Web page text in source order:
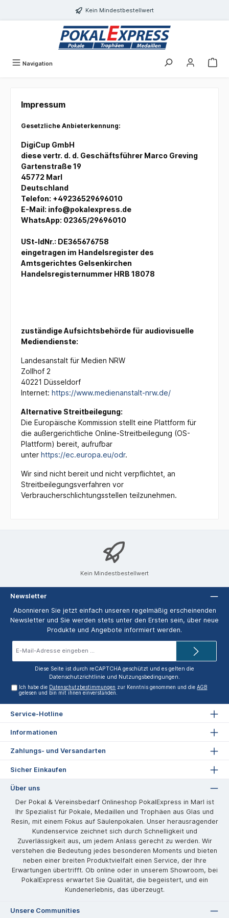
Kein Mindestbestellwert
Navigation
Impressum
Gesetzliche Anbieterkennung:
DigiCup GmbH
diese vertr. d. d. Geschäftsführer Marco Greving
Gartenstraße 19
45772 Marl
Deutschland
Telefon: +49236529696010
E-Mail: info@pokalexpress.de
WhatsApp: 02365/29696010
USt-IdNr.: DE365676758
eingetragen im Handelsregister des
Amtsgerichtes Gelsenkirchen
Handelsregisternummer HRB 18078
zuständige Aufsichtsbehörde für audiovisuelle
Mediendienste:
Landesanstalt für Medien NRW
Zollhof 2
40221 Düsseldorf
Internet: https://www.medienanstalt-nrw.de/
Alternative Streitbeilegung:
Die Europäische Kommission stellt eine Plattform für
die außergerichtliche Online-Streitbeilegung (OS-
Plattform) bereit, aufrufbar
unter https://ec.europa.eu/odr.
Wir sind nicht bereit und nicht verpflichtet, an
Streitbeilegungsverfahren vor
Verbraucherschlichtungsstellen teilzunehmen.
Kein Mindestbestellwert
Newsletter
Abonnieren Sie jetzt einfach unseren regelmäßig erscheinenden
Newsletter und Sie werden stets unter den Ersten sein, über neue
Produkte und Angebote informiert werden.
Diese Seite ist durch reCAPTCHA geschützt und es gelten die
Datenschutzrichtlinie und Nutzungsbedingungen.
Ich habe die Datenschutzbestimmungen zur Kenntnis genommen und dieAGB
gelesen und bin mit ihnen einverstanden.
Service-Hotline
Informationen
Zahlungs- und Versandarten
Sicher Einkaufen
Über uns
Der Pokal & Vereinsbedarf Onlineshop PokalExpress in Marl ist
Ihr Spezialist für Pokale, Medaillen und Trophäen aus Glas und
Resin, mit einem Fokus auf Säulenpokalen. Unser herausragender
Kundenservice zeichnet sich durch Schnelligkeit und
Zuverlässigkeit aus, um jedem Anlass gerecht zu werden. Wir
verstehen die Bedeutung jedes besonderen Moments und bieten
neben einer breiten Produktvielfalt einen Service, der Ihre
Erwartungen übertrifft. Ob online oder in unserem Showroom, bei
PokalExpress erwartet Sie Qualität, die begeistert, und ein
Kundenerlebnis, das überzeugt.
Unsere Communities